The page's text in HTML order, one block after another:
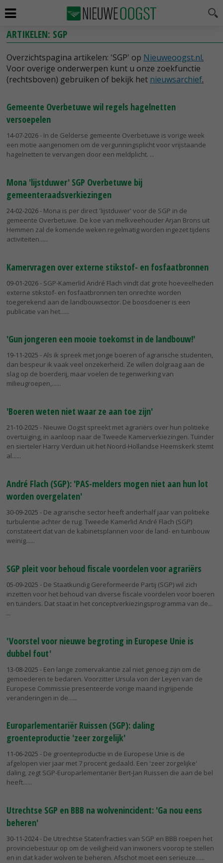
ARTIKELEN: SGP
Overzichtspagina artikelen: 'SGP' op Nieuweoogst.nl.
Voor overige onderwerpen kunt u onze zoekfunctie
(rechtsboven) gebruiken of bekijk het nieuwsarchief.
Gemeente Overbetuwe wil regels hagelnetten
versoepelen
14-07-2026- In de Gelderse gemeente Overbetuwe is vorige week
een motie aangenomen om de vergunningsplicht voor vrijstaande
hagelnetten te vervangen door een meldplicht.
Mona 'lijstduwer' SGP Overbetuwe bij
gemeenteraadsverkiezingen
24-02-2026- Mona is per direct 'lijstduwer' voor de SGP in de
gemeente Overbetuwe. De koe van melkveehouder Arjan Brons uit
Hemmen zal de komende weken regelmatig worden ingezet tijdens
activiteiten...
Kamervragen over externe stikstof- en fosfaatbronnen
09-01-2026- SGP-Kamerlid André Flach vindt dat grote hoeveelheden
externe stikstof- en fosfaatbronnen ten onrechte worden
toegerekend aan de landbouwsector. De boosdoener is een
publicatie van het...
'Gun jongeren een mooie toekomst in de landbouw!'
19-11-2025 - Als ik spreek met jonge boeren of agrarische studenten,
dan bespeur ik vaak veel onzekerheid. Ze willen dolgraag aan de
slag op de boerderij, maar voelen de tegenwerking van
milieugroepen,...
'Boeren weten niet waar ze aan toe zijn'
21-10-2025 - Nieuwe Oogst spreekt met agrariërs over hun politieke
overtuiging, in aanloop naar de Tweede Kamerverkiezingen. Tuinder
en sierteler Harry Verduin uit het Noord-Hollandse Heemskerk stemt
al...
André Flach (SGP): 'PAS-melders mogen niet aan hun lot
worden overgelaten'
30-09-2025 - De agrarische sector heeft anderhalf jaar van politieke
turbulentie achter de rug. Tweede Kamerlid André Flach (SGP)
constateert dat van de kabinetsplannen voor de land- en tuinbouw
weinig...
SGP pleit voor behoud fiscale voordelen voor agrariërs
05-09-2025 - De Staatkundig Gereformeerde Partij (SGP) wil zich
inzetten voor het behoud van diverse fiscale voordelen voor boeren
en tuinders. Dat staat in het conceptverkiezingsprogramma van de...
'Voorstel voor nieuwe begroting in Europese Unie is
dubbel fout'
13-08-2025 - Een lange zomervakantie zal niet genoeg zijn om de
gemoederen te bedaren. Voorzitter Ursula von der Leyen van de
Europese Commissie presenteerde vorige maand ingrijpende
veranderingen in de...
Europarlementariër Ruissen (SGP): daling
groenteproductie 'zeer zorgelijk'
11-06-2025 - De groenteproductie in de Europese Unie is de
afgelopen vier jaar met 7 procent gedaald. Een 'zeer zorgelijke'
daling, zegt SGP-Europarlementariër Bert-Jan Ruissen die aan de bel
heeft...
Utrechtse SGP en BBB na wolvenincident: 'Ga nou eens
beheren'
30-11-2024- De Utrechtse Statenfracties van SGP en BBB roepen het
provinciebestuur op om de veiligheid van inwoners voorop te stellen
en in dat kader wolven te beheren. Afschot moet een serieuze...